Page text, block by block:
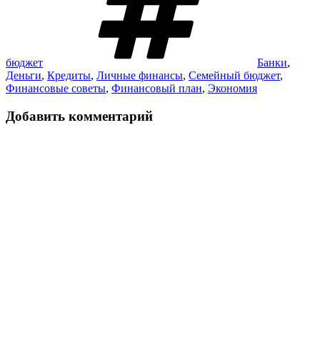
бюджет Банки,
Деньги, Кредиты, Личные финансы, Семейный бюджет,
Финансовые советы, Финансовый план, Экономия
Добавить комментарий